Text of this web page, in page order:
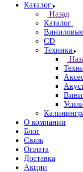
Каталог
Назад
Каталог
CD
Техника
О компании
Блог
Связь
Оплата
Доставка
Акции